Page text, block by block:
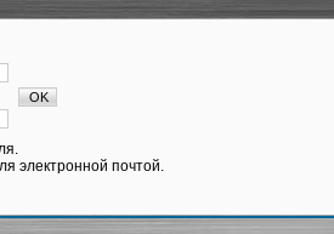
электронной почтой.